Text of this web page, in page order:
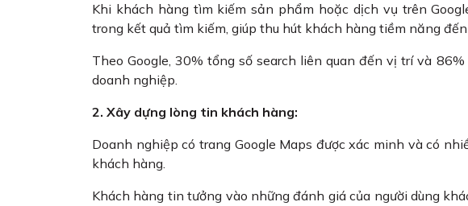
Khi khách hàng tìm kiếm sản phẩm hoặc dịch vụ trên
trong kết quả tìm kiếm, giúp thu hút khách hàng tiềm năng
Theo Google, 30% tổng số search liên quan đến vị trí và
doanh nghiệp.
2. Xây dựng lòng tin khách hàng:
Doanh nghiệp có trang Google Maps được xác minh và có
khách hàng.
Khách hàng tin tưởng vào những đánh giá của người dùng